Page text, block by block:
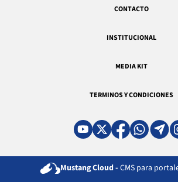
CONTACTO
INSTITUCIONAL
MEDIA KIT
TERMINOS Y CONDICIONES
Mustang Cloud - CMS para